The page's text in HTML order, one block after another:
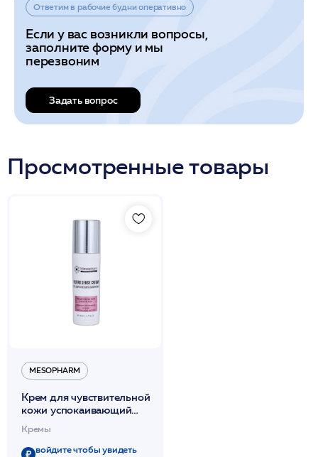
Ответим в рабочие будни оперативно
Если у вас возникли вопросы,
заполните форму и мы
перезвоним
Задать вопрос
Просмотренные товары
MESOPHARM
Крем для чувствительной
кожи успокаивающий
CREAM /MESOPHARM
Кремы
войдите чтобы увидеть